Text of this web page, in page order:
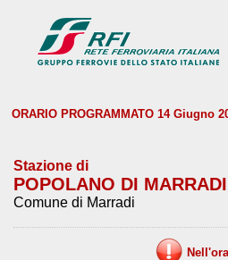
ORARIO PROGRAMMATO 14 Giugno
Stazione di
POPOLANO DI MARRADI
Comune di Marradi